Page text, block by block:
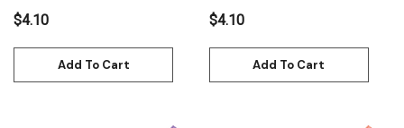
$4.10
Add To Cart
$4.10
Add To Cart